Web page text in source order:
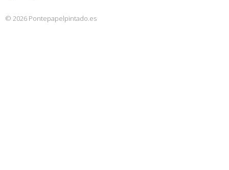
© 2026 Pontepapelpintado.es